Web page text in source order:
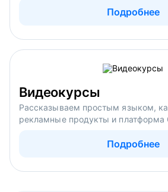
Подробнее
Видеокурсы
Рассказываем простым языком,
рекламные продукты и платформа
Подробнее